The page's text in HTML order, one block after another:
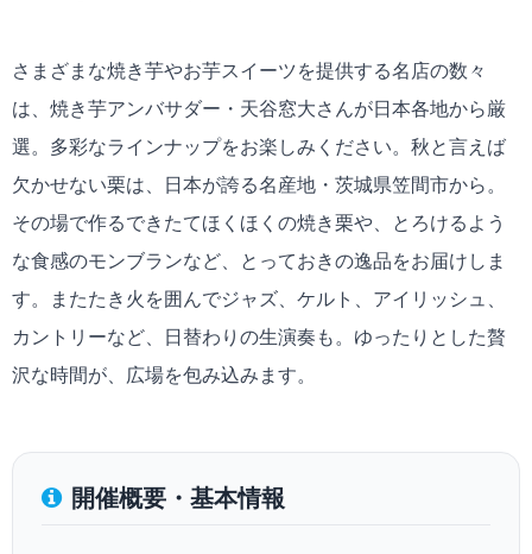
さまざまな焼き芋やお芋スイーツを提供する名店の数々
は、焼き芋アンバサダー・天谷窓大さんが日本各地から厳
選。多彩なラインナップをお楽しみください。秋と言えば
欠かせない栗は、日本が誇る名産地・茨城県笠間市から。
その場で作るできたてほくほくの焼き栗や、とろけるよう
な食感のモンブランなど、とっておきの逸品をお届けしま
す。またたき火を囲んでジャズ、ケルト、アイリッシュ、
カントリーなど、日替わりの生演奏も。ゆったりとした贅
沢な時間が、広場を包み込みます。
開催概要・基本情報